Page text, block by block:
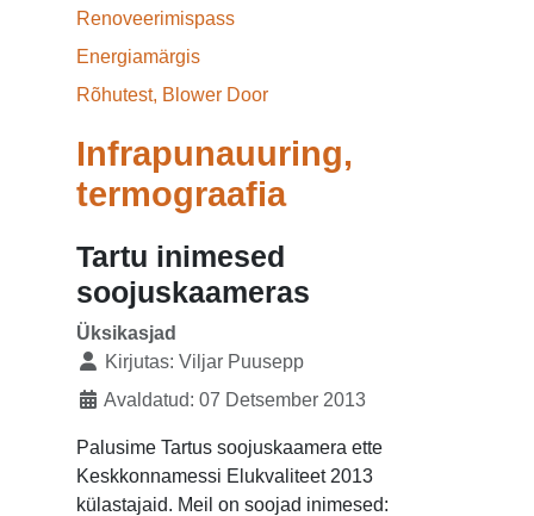
Renoveerimispass
Energiamärgis
Rõhutest, Blower Door
Infrapunauuring,
termograafia
Tartu inimesed
soojuskaameras
Üksikasjad
Kirjutas: Viljar Puusepp
Avaldatud: 07 Detsember 2013
Palusime Tartus soojuskaamera ette
Keskkonnamessi Elukvaliteet 2013
külastajaid. Meil on soojad inimesed: